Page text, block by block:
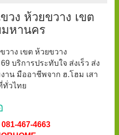
วง ห้วยขวาง เขต
มหานคร
วาง เขต ห้วยขวาง
บริการประทับใจ ส่งเร็ว ส่ง
าน มืออาชีพจาก ฮ.โฮม เสา
วไทย
081-467-4663